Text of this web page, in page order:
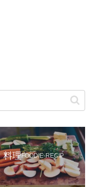
料理FOODIE-RECIP